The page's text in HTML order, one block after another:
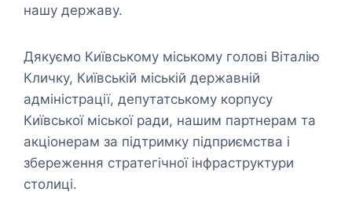
нашу державу.
Дякуємо Київському міському голові Віталію
Кличку, Київській міській державній
адміністрації, депутатському корпусу
Київської міської ради, нашим партнерам та
акціонерам за підтримку підприємства і
збереження стратегічної інфраструктури
столиці.